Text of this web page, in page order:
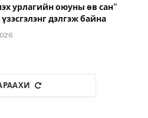
урлагийн оюуны өв сан”
үзэсгэлэнг дэлгэж байна